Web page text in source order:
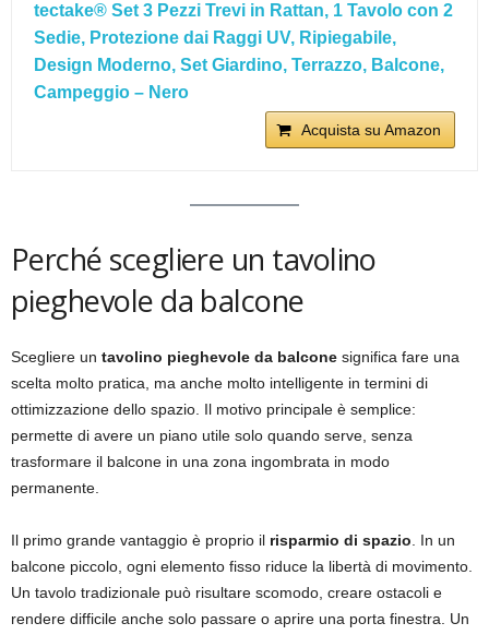
tectake® Set 3 Pezzi Trevi in Rattan, 1 Tavolo con 2
Sedie, Protezione dai Raggi UV, Ripiegabile,
Design Moderno, Set Giardino, Terrazzo, Balcone,
Campeggio – Nero
Acquista su Amazon
Perché scegliere un tavolino
pieghevole da balcone
Scegliere un tavolino pieghevole da balcone significa fare una
scelta molto pratica, ma anche molto intelligente in termini di
ottimizzazione dello spazio. Il motivo principale è semplice:
permette di avere un piano utile solo quando serve, senza
trasformare il balcone in una zona ingombrata in modo
permanente.
Il primo grande vantaggio è proprio il risparmio di spazio. In un
balcone piccolo, ogni elemento fisso riduce la libertà di movimento.
Un tavolo tradizionale può risultare scomodo, creare ostacoli e
rendere difficile anche solo passare o aprire una porta finestra. Un